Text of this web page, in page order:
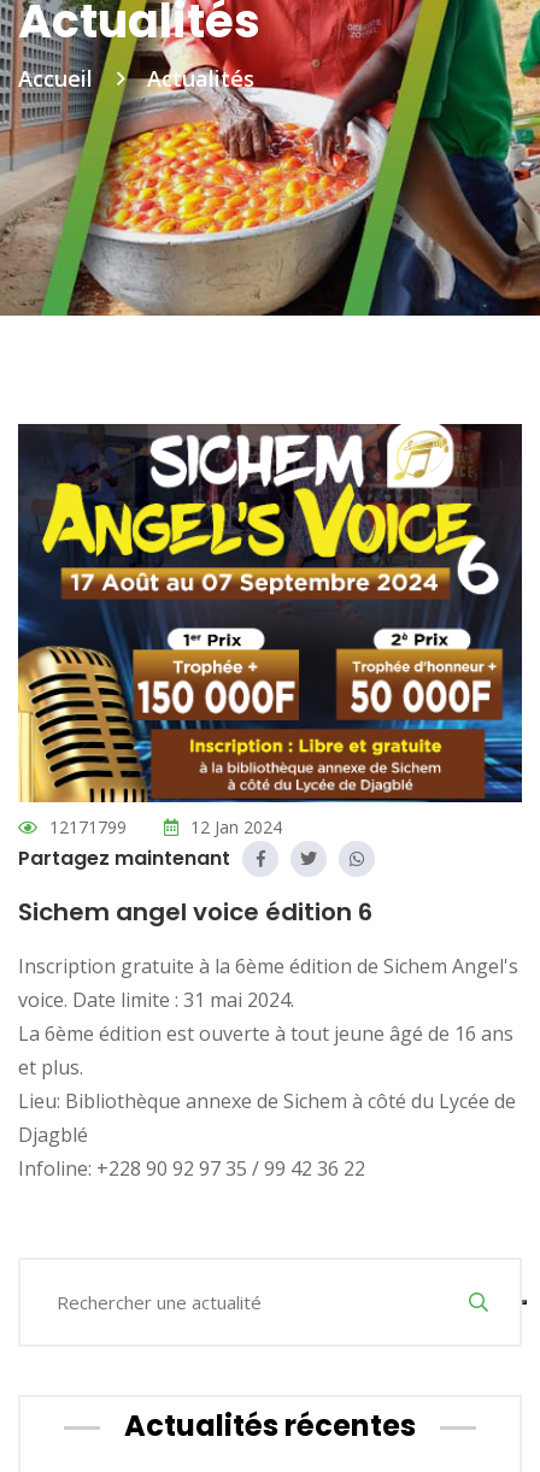
Actualités
Accueil Actualités
12171799 12 Jan 2024
Partagez maintenant
Sichem angel voice édition 6
Inscription gratuite à la 6ème édition de Sichem Angel's
voice. Date limite : 31 mai 2024.
La 6ème édition est ouverte à tout jeune âgé de 16 ans
et plus.
Lieu: Bibliothèque annexe de Sichem à côté du Lycée de
Djagblé
Infoline: +228 90 92 97 35 / 99 42 36 22
Actualités récentes